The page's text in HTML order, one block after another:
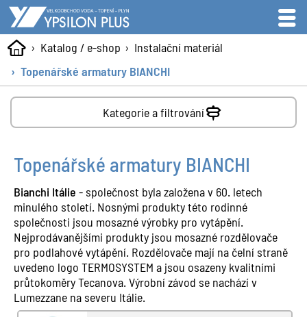
Katalog / e-shop
Instalační materiál
Topenářské armatury BIANCHI
Kategorie a filtrování
Topenářské armatury BIANCHI
Bianchi Itálie - společnost byla založena v 60. letech
minulého století. Nosnými produkty této rodinné
společnosti jsou mosazné výrobky pro vytápění.
Nejprodávanějšími produkty jsou mosazné rozdělovače
pro podlahové vytápění. Rozdělovače mají na čelní straně
uvedeno logo TERMOSYSTEM a jsou osazeny kvalitními
průtokoměry Tecanova. Výrobní závod se nachází v
Lumezzane na severu Itálie.